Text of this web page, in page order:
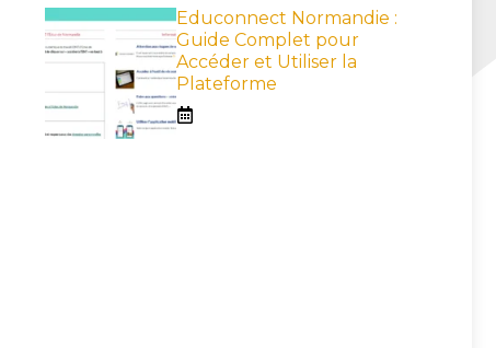
Educonnect Normandie :
Guide Complet pour
Accéder et Utiliser la
Plateforme